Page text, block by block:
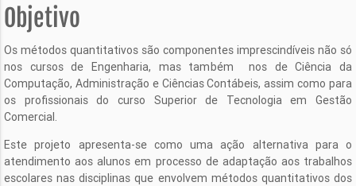
Objetivo
Os métodos quantitativos são componentes imprescindíveis não só
nos cursos de Engenharia, mas também nos de Ciência da
Computação, Administração e Ciências Contábeis, assim como para
os profissionais do curso Superior de Tecnologia em Gestão
Comercial.
Este projeto apresenta-se como uma ação alternativa para o
atendimento aos alunos em processo de adaptação aos trabalhos
escolares nas disciplinas que envolvem métodos quantitativos dos